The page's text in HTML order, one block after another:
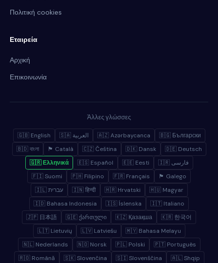
Πολιτική cookies
Εταιρεία
Αρχική
Επικοινωνία
Άλλες γλώσσες
🇬🇧 English 🇸🇦 العربية 🇦🇿 Azərbaycanca
🇧🇬 Български
🇧🇩 বাংলা
🏴 Català 🇨🇿 Čeština 🇩🇰 Dansk
🇩🇪 Deutsch
🇬🇷 Ελληνικά
🇪🇸 Español 🇪🇪 Eesti
🇮🇷 فارسی
🇫🇮 Suomi
🇵🇭 Filipino 🇫🇷 Français
🏴 Galego
🇮🇱 עברית
🇮🇳 हिन्दी 🇭🇷 Hrvatski
🇭🇺 Magyar
🇮🇩 Bahasa Indonesia
🇮🇸 Íslenska
🇮🇹 Italiano
🇯🇵 日本語
🇬🇪 ქართული 🇰🇿 Қазақша
🇰🇷 한국어
🇱🇹 Lietuvių
🇱🇻 Latviešu
🇲🇾 Bahasa Melayu
🇳🇱 Nederlands
🇳🇴 Norsk 🇵🇱 Polski
🇵🇹 Português
🇷🇴 Română
🇸🇰 Slovenčina 🇸🇮 Slovenščina 🇦🇱 Shqip